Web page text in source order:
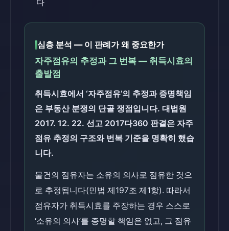
다
심층 분석 — 이 판례가 왜 중요한가
자주점유의 추정과 그 번복 — 취득시효의
출발점
취득시효에서 ‘자주점유’의 추정과 증명책임
은 부동산 분쟁의 단골 쟁점입니다. 대법원
2017. 12. 22. 선고 2017다360 판결은 자주
점유 추정의 구조와 번복 기준을 명확히 했습
니다.
물건의 점유자는 소유의 의사로 점유한 것으
로 추정됩니다(민법 제197조 제1항). 따라서
점유자가 취득시효를 주장하는 경우 스스로
‘소유의 의사’를 증명할 책임은 없고, 그 점유